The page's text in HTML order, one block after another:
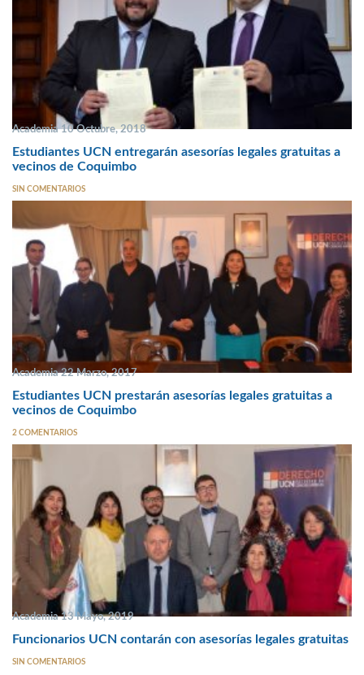
Academia 10 Octubre, 2018
Estudiantes UCN entregarán asesorías legales gratuitas a
vecinos de Coquimbo
SIN COMENTARIOS
Academia 22 Marzo, 2017
Estudiantes UCN prestarán asesorías legales gratuitas a
vecinos de Coquimbo
2 COMENTARIOS
Academia 13 Mayo, 2019
Funcionarios UCN contarán con asesorías legales gratuitas
SIN COMENTARIOS